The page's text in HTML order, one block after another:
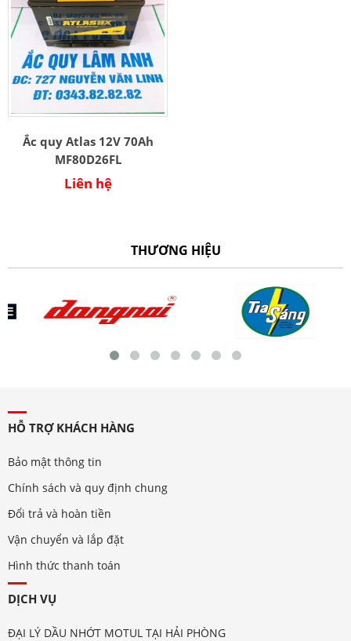
Ắc quy Atlas 12V 70Ah
MF80D26FL
Liên hệ
THƯƠNG HIỆU
HỖ TRỢ KHÁCH HÀNG
Bảo mật thông tin
Chính sách và quy định chung
Đổi trả và hoàn tiền
Vận chuyển và lắp đặt
Hình thức thanh toán
DỊCH VỤ
ĐẠI LÝ DẦU NHỚT MOTUL TẠI HẢI PHÒNG